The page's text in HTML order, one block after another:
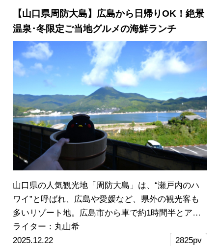
は、川でのクールダウンなど自然の中でととのった
あとに、お部屋や温泉でのんびり過ごすことで究極
のリラックスタイムを満喫できるのが魅力！
好きから初心者の方まで、女子旅にもカップルにも
おすすめしたい、極上の"ととのい"体験をレポート
します！
【山口県周防大島】広島から日帰りOK！絶景
温泉･冬限定ご当地グルメの海鮮ランチ
山口県の人気観光地「周防大島」は、“瀬戸内のハ
ワイ”と呼ばれ、広島や愛媛など、県外の観光客も
多いリゾート地。広島市から車で約1時間半とアク
セス良好で、日帰り温泉旅にもぴったり。瀬戸内海
を望む露天風呂やサウナ、家族風呂、期間限定のご
ライター：丸山希
2025.12.22
2825pv